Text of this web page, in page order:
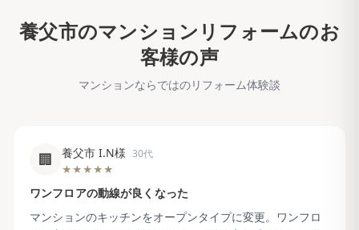
養父市のマンションリフォームのお
客様の声
マンションならではのリフォーム体験談
🏢 養父市 I.N様 30代
★★★★★
ワンフロアの動線が良くなった
マンションのキッチンをオープンタイプに変更。ワンフロ